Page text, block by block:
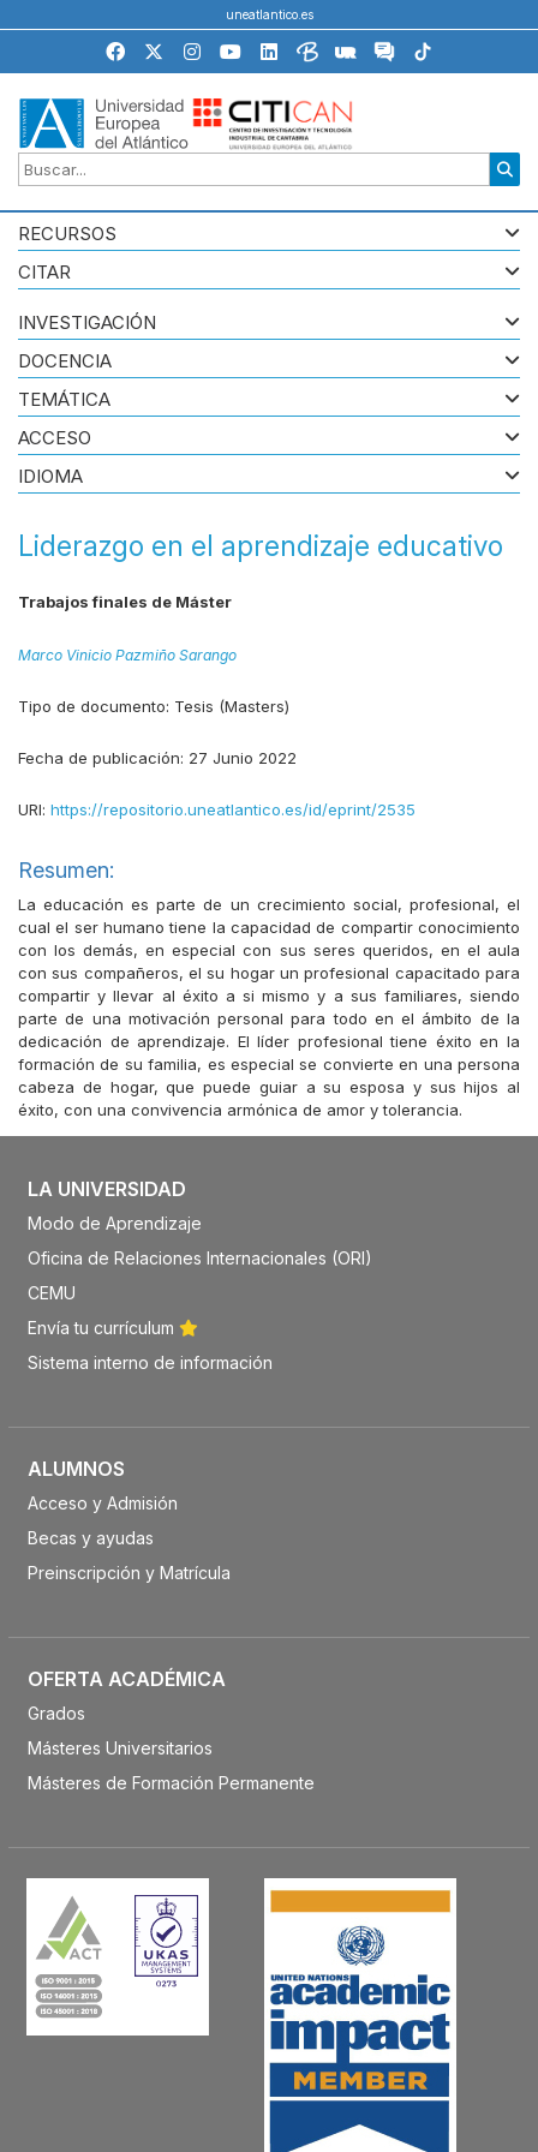
uneatlantico.es
RECURSOS
CITAR
Liderazgo en el aprendizaje educativo
Trabajos finales de Máster
Marco Vinicio Pazmiño Sarango
Tipo de documento: Tesis (Masters)
Fecha de publicación: 27 Junio 2022
URI: https://repositorio.uneatlantico.es/id/eprint/2535
Resumen:
La educación es parte de un crecimiento social, profesional, el
cual el ser humano tiene la capacidad de compartir conocimiento
con los demás, en especial con sus seres queridos, en el aula
con sus compañeros, el su hogar un profesional capacitado para
compartir y llevar al éxito a si mismo y a sus familiares, siendo
parte de una motivación personal para todo en el ámbito de la
dedicación de aprendizaje. El líder profesional tiene éxito en la
formación de su familia, es especial se convierte en una persona
cabeza de hogar, que puede guiar a su esposa y sus hijos al
éxito, con una convivencia armónica de amor y tolerancia.
INVESTIGACIÓN
DOCENCIA
TEMÁTICA
ACCESO
IDIOMA
LA UNIVERSIDAD
Modo de Aprendizaje
Oficina de Relaciones Internacionales (ORI)
CEMU
Envía tu currículum
Sistema interno de información
ALUMNOS
Acceso y Admisión
Becas y ayudas
Preinscripción y Matrícula
OFERTA ACADÉMICA
Grados
Másteres Universitarios
Másteres de Formación Permanente